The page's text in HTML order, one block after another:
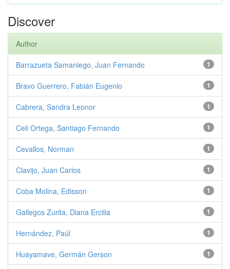
Discover
Author
1
Barrazueta Samaniego, Juan Fernando
1
Bravo Guerrero, Fabián Eugenio
1
Cabrera, Sandra Leonor
1
Celi Ortega, Santiago Fernando
1
Cevallos, Norman
1
Clavijo, Juan Carlos
1
Coba Molina, Edisson
1
Gallegos Zurita, Diana Ercilia
1
Hernández, Paúl
1
Huayamave, Germán Gerson